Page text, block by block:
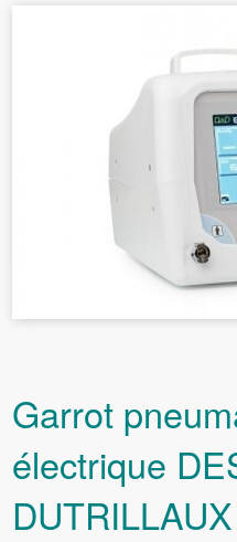
Garrot
électrique